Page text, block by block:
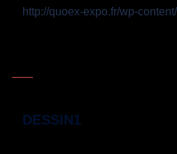
http://quoex-expo.fr/wp-
DESSIN1